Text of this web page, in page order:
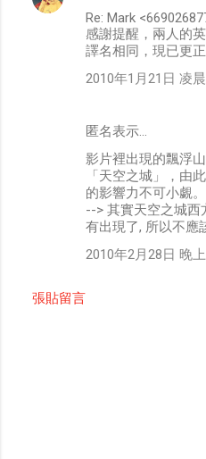
Re: Mark
感謝提醒，兩人的
譯名相同，現已更正
2010年1月21日 凌
匿名表示…
影片裡出現的飄浮
「天空之城」，由
的影響力不可小覷。
--> 其實天空之城西
有出現了, 所以不應
2010年2月28日 晚
張貼留言